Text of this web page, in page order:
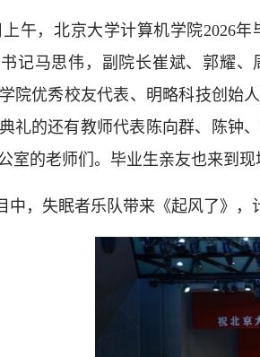
上午，北京大学计算机学院2026
记马思伟，副院长崔斌、郭耀、
院优秀校友代表、明略科技创始
礼的还有教师代表陈向群、陈钟
室的老师们。毕业生亲友也来到
中，失眠者乐队带来《起风了》，